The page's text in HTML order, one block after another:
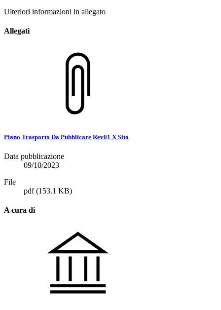
Ulteriori informazioni in allegato
Allegati
Piano Trasporto Da Pubblicare Rev01 X Sito
Data pubblicazione
09/10/2023
File
pdf(153.1 KB)
A cura di